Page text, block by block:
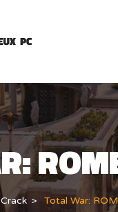
Crack Total War: